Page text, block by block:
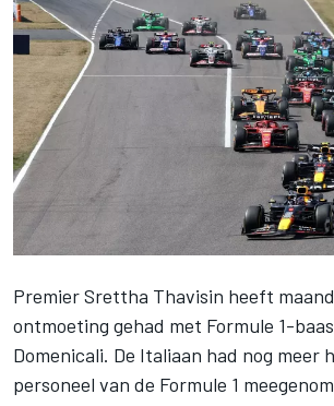
Premier Srettha Thavisin heeft
ontmoeting gehad met Formule 1-
Domenicali. De Italiaan had nog meer
personeel van de Formule 1